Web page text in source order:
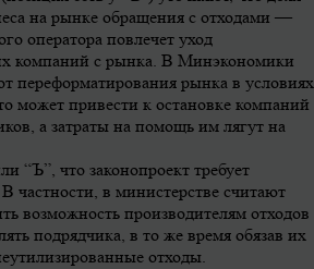
на рынке обращения с отходами —
оператора повлечет уход
компаний с рынка. В Минэкономики
переформатирования рынка в условиях
может привести к остановке компаний
а затраты на помощь им лягут на
“Ъ”, что законопроект требует
частности, в министерстве считают
возможность производителям отходов
подрядчика, в то же время обязав их
отходы.